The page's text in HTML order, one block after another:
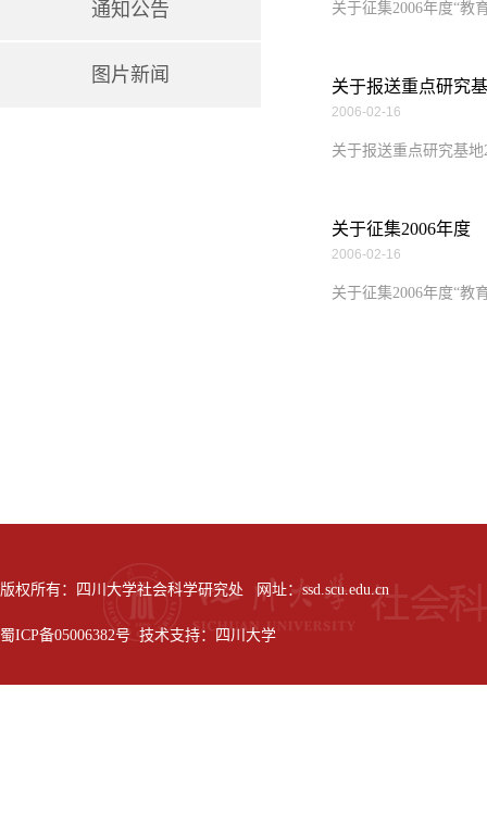
通知公告
图片新闻
关于征集2006年度“
关于报送重点研究
2006-02-16
关于报送重点研究基
关于征集2006年度
2006-02-16
关于征集2006年度“
版权所有：四川大学社会科学研究处 网址：ssd.scu.edu.cn
蜀ICP备05006382号 技术支持：四川大学